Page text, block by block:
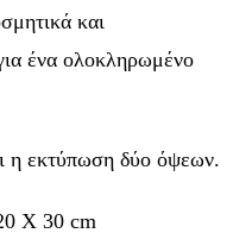
και
ένα ολοκληρωμένο
η εκτύπωση δύο όψεων.
Χ 30 cm